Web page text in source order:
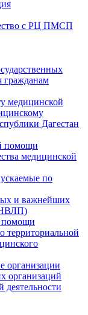
с РЦ ПМСП
гражданам
медицинской
Дагестан
помощи
медицинской
по
и важнейших
помощи
организации
организаций
деятельности